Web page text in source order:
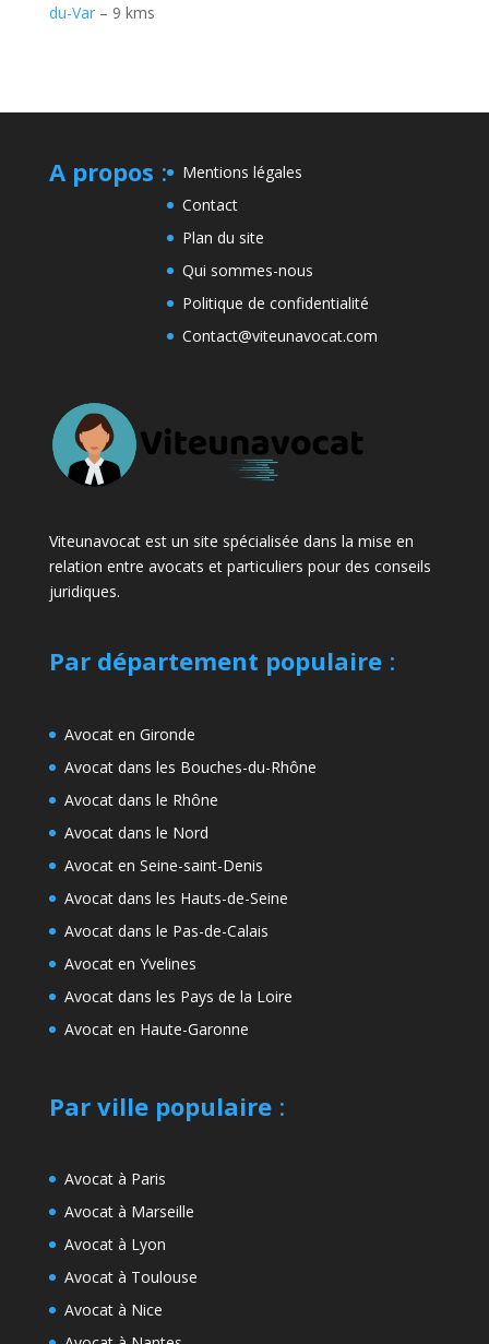
du-Var– 9 kms
A propos :
Mentions légales
Contact
Plan du site
Qui sommes-nous
Politique de confidentialité
Contact@viteunavocat.com
Viteunavocat est un site spécialisée dans la mise en
relation entre avocats et particuliers pour des conseils
juridiques.
Par département populaire:
Avocat en Gironde
Avocat dans les Bouches-du-Rhône
Avocat dans le Rhône
Avocat dans le Nord
Avocat en Seine-saint-Denis
Avocat dans les Hauts-de-Seine
Avocat dans le Pas-de-Calais
Avocat en Yvelines
Avocat dans les Pays de la Loire
Avocat en Haute-Garonne
Par ville populaire:
Avocat à Paris
Avocat à Marseille
Avocat à Lyon
Avocat à Toulouse
Avocat à Nice